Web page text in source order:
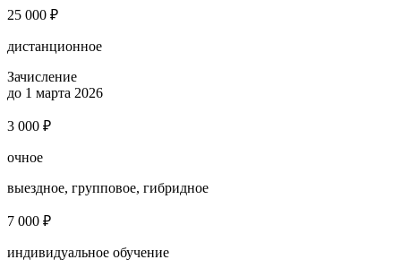
25 000 ₽
дистанционное
Зачисление
до 1 марта 2026
3 000 ₽
очное
выездное, групповое, гибридное
7 000 ₽
индивидуальное обучение